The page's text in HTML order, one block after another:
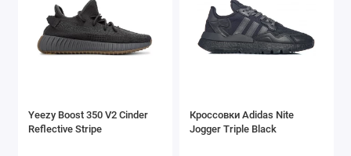
Yeezy Boost 350 V2 Cinder
Reflective Stripe
Кроссовки Adidas Nite
Jogger Triple Black